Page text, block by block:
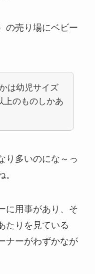
の売り場にベビー
は幼児サイズ
上のものしかあ
り多いのにな～っ
に用事があり、そ
たりを見ている
ナーがわずかなが